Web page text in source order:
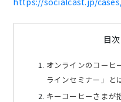
目次
オンラインのコーヒ
ラインセミナー」と
キーコーヒーさまが